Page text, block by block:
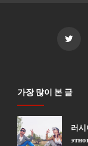
가장 많이 본 글
러